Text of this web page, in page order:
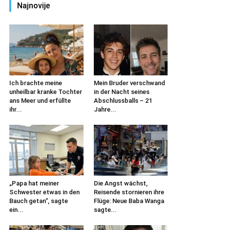
Najnovije
Ich brachte meine
unheilbar kranke Tochter
ans Meer und erfüllte
ihr...
Mein Bruder verschwand
in der Nacht seines
Abschlussballs – 21
Jahre...
„Papa hat meiner
Schwester etwas in den
Bauch getan“, sagte
ein...
Die Angst wächst,
Reisende stornieren ihre
Flüge: Neue Baba Wanga
sagte...